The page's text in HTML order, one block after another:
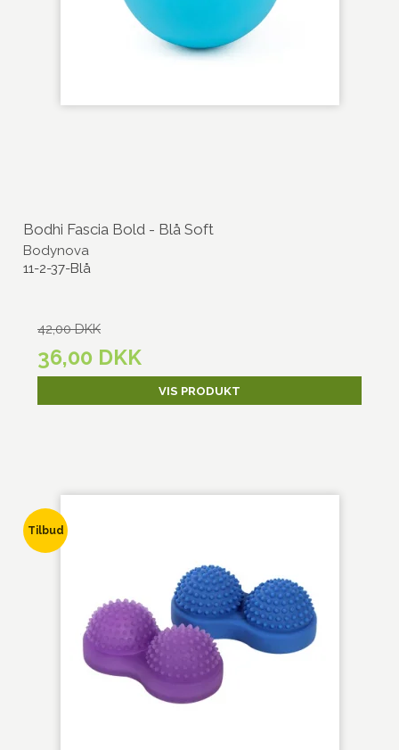
Bodhi Fascia Bold - Blå Soft
Bodynova
11-2-37-Blå
42,00 DKK
36,00 DKK
VIS PRODUKT
Tilbud